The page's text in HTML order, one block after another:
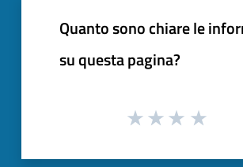
Quanto sono chiare le
su questa pagina?